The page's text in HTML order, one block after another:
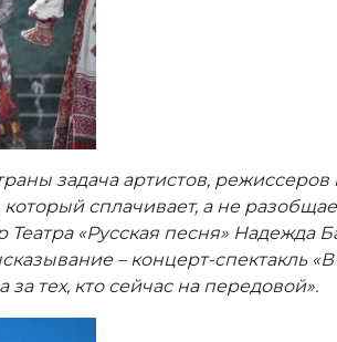
задача артистов, режиссеров
сплачивает, а не
«Русская песня» Надежда
– концерт-спектакль
тех, кто сейчас на передовой».